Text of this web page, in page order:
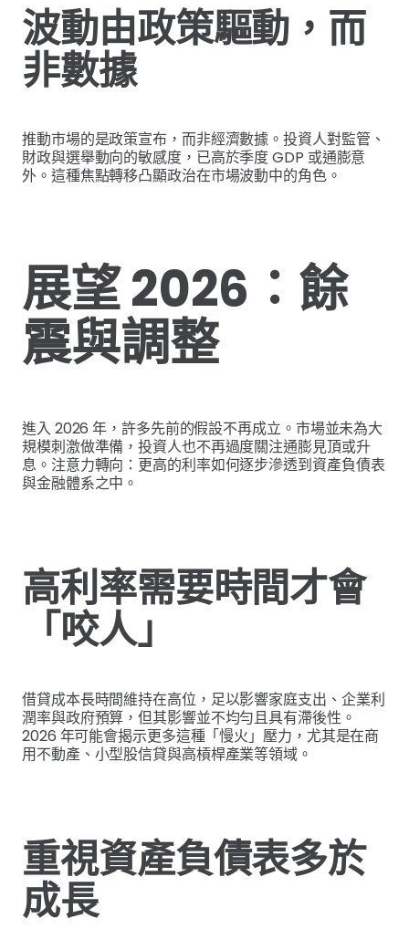
波動由政策驅動，而
非數據
推動市場的是政策宣布，而非經濟數據。投資人對監管、
財政與選舉動向的敏感度，已高於季度 GDP 或通膨意
外。這種焦點轉移凸顯政治在市場波動中的角色。
展望 2026：餘
震與調整
進入 2026 年，許多先前的假設不再成立。市場並未為大
規模刺激做準備，投資人也不再過度關注通膨見頂或升
息。注意力轉向：更高的利率如何逐步滲透到資產負債表
與金融體系之中。
高利率需要時間才會
「咬人」
借貸成本長時間維持在高位，足以影響家庭支出、企業利
潤率與政府預算，但其影響並不均勻且具有滯後性。
2026 年可能會揭示更多這種「慢火」壓力，尤其是在商
用不動產、小型股信貸與高槓桿產業等領域。
重視資產負債表多於
成長